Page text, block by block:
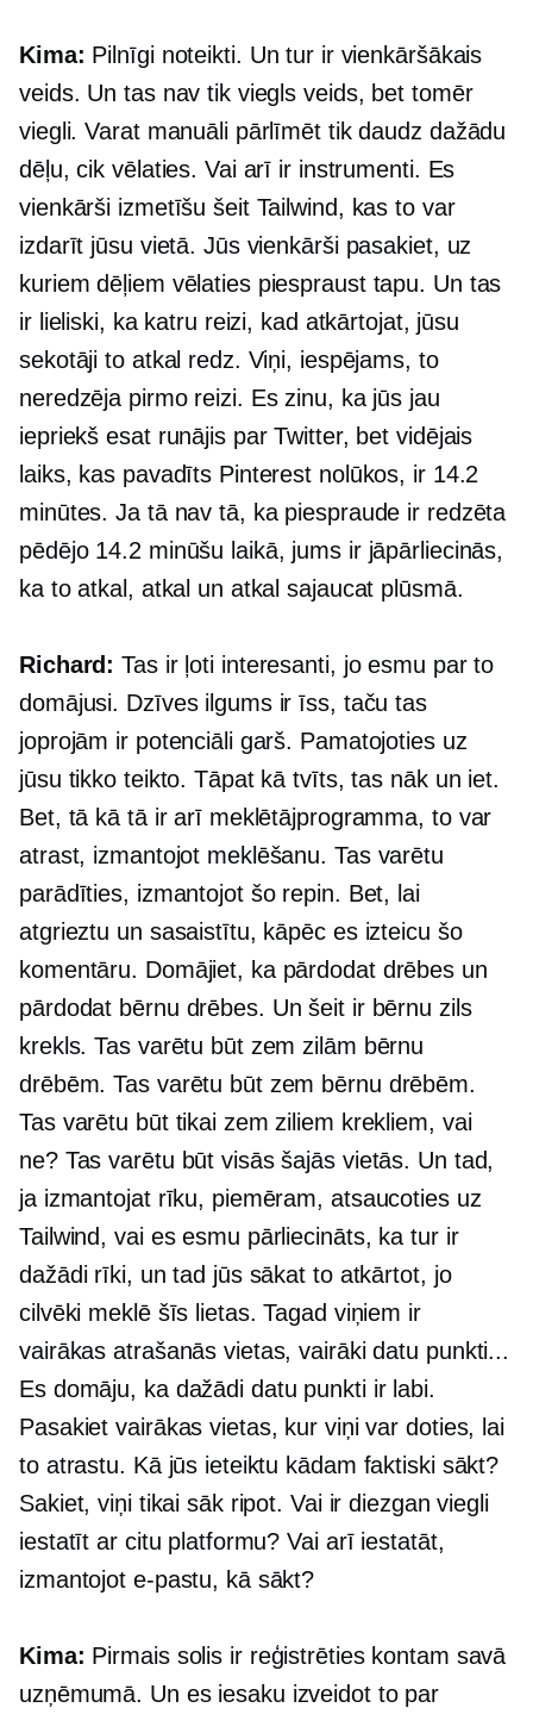
Kima: Pilnīgi noteikti. Un tur ir vienkāršākais
veids. Un tas nav tik viegls veids, bet tomēr
viegli. Varat manuāli pārlīmēt tik daudz dažādu
dēļu, cik vēlaties. Vai arī ir instrumenti. Es
vienkārši izmetīšu šeit Tailwind, kas to var
izdarīt jūsu vietā. Jūs vienkārši pasakiet, uz
kuriem dēļiem vēlaties piespraust tapu. Un tas
ir lieliski, ka katru reizi, kad atkārtojat, jūsu
sekotāji to atkal redz. Viņi, iespējams, to
neredzēja pirmo reizi. Es zinu, ka jūs jau
iepriekš esat runājis par Twitter, bet vidējais
laiks, kas pavadīts Pinterest nolūkos, ir 14.2
minūtes. Ja tā nav tā, ka piespraude ir redzēta
pēdējo 14.2 minūšu laikā, jums ir jāpārliecinās,
ka to atkal, atkal un atkal sajaucat plūsmā.
Richard: Tas ir ļoti interesanti, jo esmu par to
domājusi. Dzīves ilgums ir īss, taču tas
joprojām ir potenciāli garš. Pamatojoties uz
jūsu tikko teikto. Tāpat kā tvīts, tas nāk un iet.
Bet, tā kā tā ir arī meklētājprogramma, to var
atrast, izmantojot meklēšanu. Tas varētu
parādīties, izmantojot šo repin. Bet, lai
atgrieztu un sasaistītu, kāpēc es izteicu šo
komentāru. Domājiet, ka pārdodat drēbes un
pārdodat bērnu drēbes. Un šeit ir bērnu zils
krekls. Tas varētu būt zem zilām bērnu
drēbēm. Tas varētu būt zem bērnu drēbēm.
Tas varētu būt tikai zem ziliem krekliem, vai
ne? Tas varētu būt visās šajās vietās. Un tad,
ja izmantojat rīku, piemēram, atsaucoties uz
Tailwind, vai es esmu pārliecināts, ka tur ir
dažādi rīki, un tad jūs sākat to atkārtot, jo
cilvēki meklē šīs lietas. Tagad viņiem ir
vairākas atrašanās vietas, vairāki datu punkti...
Es domāju, ka dažādi datu punkti ir labi.
Pasakiet vairākas vietas, kur viņi var doties, lai
to atrastu. Kā jūs ieteiktu kādam faktiski sākt?
Sakiet, viņi tikai sāk ripot. Vai ir diezgan viegli
iestatīt ar citu platformu? Vai arī iestatāt,
izmantojot e-pastu, kā sākt?
Kima: Pirmais solis ir reģistrēties kontam savā
uzņēmumā. Un es iesaku izveidot to par